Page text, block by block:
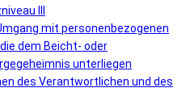
III
mit personenbezogenen
dem Beicht- oder
unterliegen
des Verantwortlichen und des